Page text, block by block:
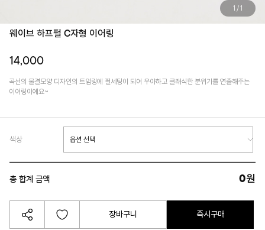
/
웨이브 하프펄 C자형 이어링
14,000
곡선의 물결모양 디자인의 트임링에 펄세팅이 되어 우아하고 클래식한 분위기를 연출해주는
이어링이에요~
색상
총 합계 금액 0원
장바구니 즉시구매